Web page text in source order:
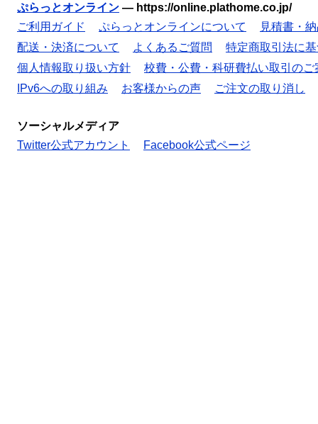
ぷらっとオンライン — https://online.plathome.co.jp/
ご利用ガイド
ぷらっとオンラインについて
見積書・
配送・決済について
よくあるご質問
特定商取引法に
個人情報取り扱い方針
校費・公費・科研費払い取引のご
IPv6への取り組み
お客様からの声 ご注文の取り消し
ソーシャルメディア
Twitter公式アカウント
Facebook公式ページ